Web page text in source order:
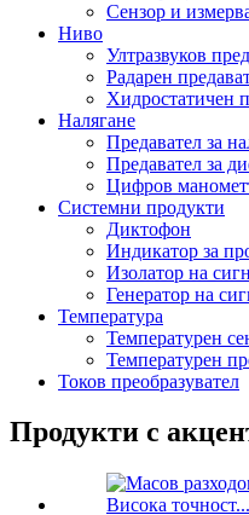
Сензор и
Ниво
Ултразвуков
Радарен
Хидростатичен
Налягане
Предавател за
Предавател за
Цифров
Системни продукти
Диктофон
Индикатор за
Изолатор на
Генератор на
Температура
Температурен
Температурен
Токов преобразувател
Продукти с